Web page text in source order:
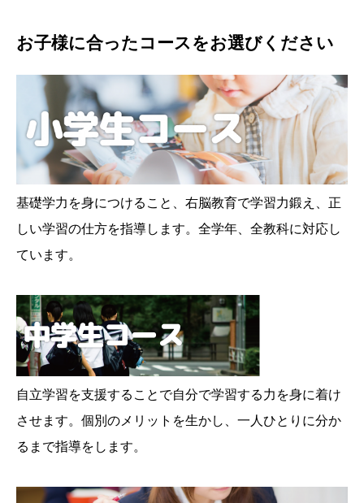
お子様に合ったコースをお選びください
基礎学力を身につけること、右脳教育で学習力鍛え、正
しい学習の仕方を指導します。全学年、全教科に対応し
ています。
自立学習を支援することで自分で学習する力を身に着け
させます。個別のメリットを生かし、一人ひとりに分か
るまで指導をします。